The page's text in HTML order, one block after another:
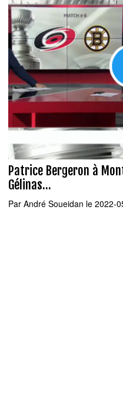
Patrice Bergeron à
Gélinas...
Par André Soueidan le 2022-